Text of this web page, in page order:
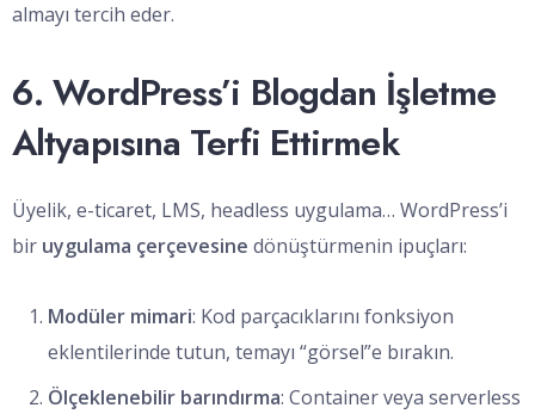
almayı tercih eder.
6. WordPress’i Blogdan İşletme
Altyapısına Terfi Ettirmek
Üyelik, e-ticaret, LMS, headless uygulama… WordPress’i
bir uygulama çerçevesine dönüştürmenin ipuçları:
Modüler mimari: Kod parçacıklarını fonksiyon
eklentilerinde tutun, temayı “görsel”e bırakın.
Ölçeklenebilir barındırma: Container veya serverless